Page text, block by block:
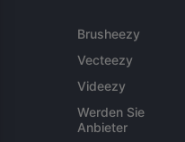
Brusheezy
Vecteezy
Videezy
Werden Sie
Anbieter